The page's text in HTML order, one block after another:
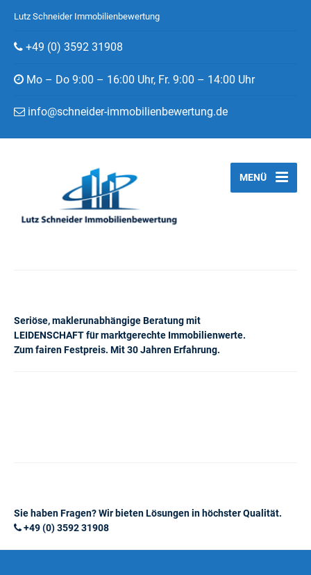
Lutz Schneider Immobilienbewertung
+49 (0) 3592 31908
Mo – Do 9:00 – 16:00 Uhr, Fr. 9:00 – 14:00 Uhr
info@schneider-immobilienbewertung.de
Seriöse, maklerunabhängige Beratung mit
LEIDENSCHAFT für marktgerechte Immobilienwerte.
Zum fairen Festpreis. Mit 30 Jahren Erfahrung.
MENÜ
Sie haben Fragen? Wir bieten Lösungen in höchster Qualität.
+49 (0) 3592 31908